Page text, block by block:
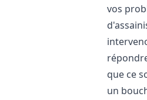
vos
que ce
un